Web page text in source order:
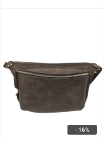
16% -